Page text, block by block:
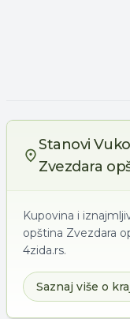
Stanovi
Zvezdara
Kupovina i
opština Zvezdara
4zida.rs.
Saznaj više o